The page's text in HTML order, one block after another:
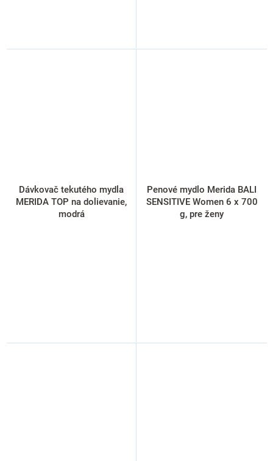
Dávkovač tekutého mydla
MERIDA TOP na dolievanie,
modrá
Penové mydlo Merida BALI
SENSITIVE Women 6 x 700
g, pre ženy